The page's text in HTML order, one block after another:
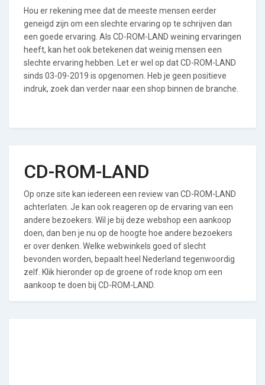
Hou er rekening mee dat de meeste mensen eerder
geneigd zijn om een slechte ervaring op te schrijven dan
een goede ervaring. Als CD-ROM-LAND weining ervaringen
heeft, kan het ook betekenen dat weinig mensen een
slechte ervaring hebben. Let er wel op dat CD-ROM-LAND
sinds 03-09-2019 is opgenomen. Heb je geen positieve
indruk, zoek dan verder naar een shop binnen de branche.
CD-ROM-LAND
Op onze site kan iedereen een review van CD-ROM-LAND
achterlaten. Je kan ook reageren op de ervaring van een
andere bezoekers. Wil je bij deze webshop een aankoop
doen, dan ben je nu op de hoogte hoe andere bezoekers
er over denken. Welke webwinkels goed of slecht
bevonden worden, bepaalt heel Nederland tegenwoordig
zelf. Klik hieronder op de groene of rode knop om een
aankoop te doen bij CD-ROM-LAND.